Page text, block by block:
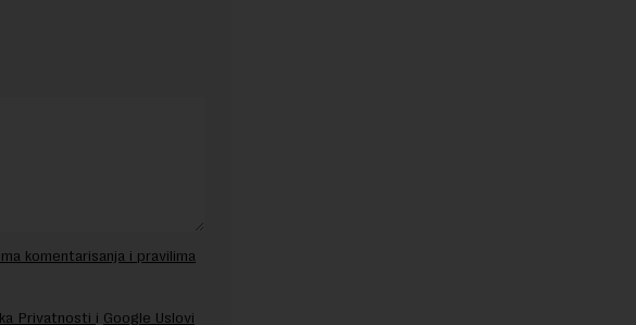
komentarisanja i pravilima
Privatnosti i Google Uslovi